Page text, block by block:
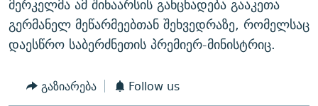
მერკელმა ამ შინაარსის განცხადება გააკეთა
გერმანელ მეწარმეებთან შეხვედრაზე, რომელსაც
დაესწრო საბერძნეთის პრემიერ-მინისტრიც.
გაზიარება Follow us